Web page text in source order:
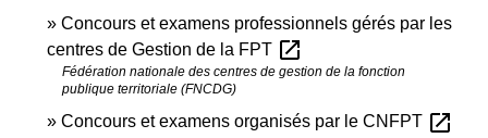
Concours et examens professionnels gérés par les
centres de Gestion de la FPT open_in_new
Fédération nationale des centres de gestion de la fonction
publique territoriale (FNCDG)
Concours et examens organisés par le CNFPT open_in_new